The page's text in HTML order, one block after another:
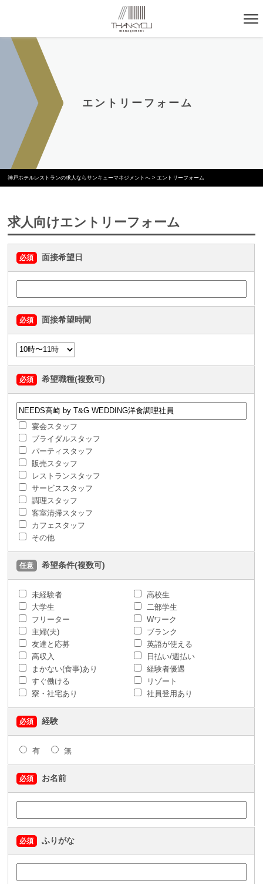
エントリーフォーム
神戸ホテルレストランの求人ならサンキューマネジメントへ > エントリーフォーム
求人向けエントリーフォーム
必須 面接希望日
必須 面接希望時間
必須 希望職種(複数可)
宴会スタッフ
ブライダルスタッフ
パーティスタッフ
販売スタッフ
レストランスタッフ
サービススタッフ
調理スタッフ
客室清掃スタッフ
カフェスタッフ
その他
任意 希望条件(複数可)
未経験者
高校生
大学生
二部学生
フリーター
Wワーク
主婦(夫)
ブランク
友達と応募
英語が使える
高収入
日払い/週払い
まかない(食事)あり
経験者優遇
すぐ働ける
リゾート
寮・社宅あり
社員登用あり
必須 経験
有 無
必須 お名前
必須 ふりがな